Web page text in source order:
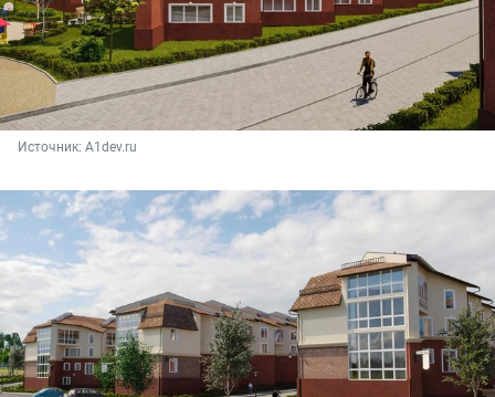
Источник: A1dev.ru